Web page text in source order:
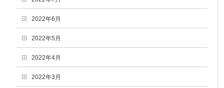
2022年6月
2022年5月
2022年4月
2022年3月